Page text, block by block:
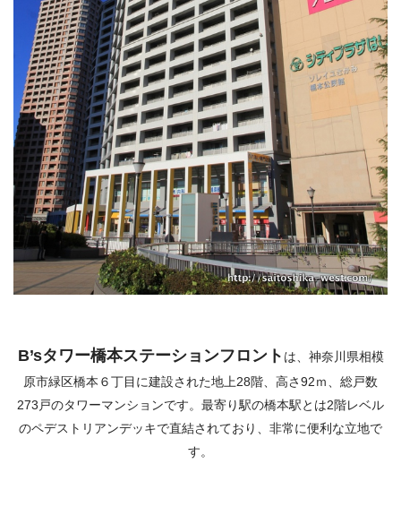
B’sタワー橋本ステーションフロント は、神奈川県相模
原市緑区橋本６丁目に建設された地上28階、高さ92ｍ、総戸数
273戸のタワーマンションです。最寄り駅の橋本駅とは2階レベル
のペデストリアンデッキで直結されており、非常に便利な立地で
す。